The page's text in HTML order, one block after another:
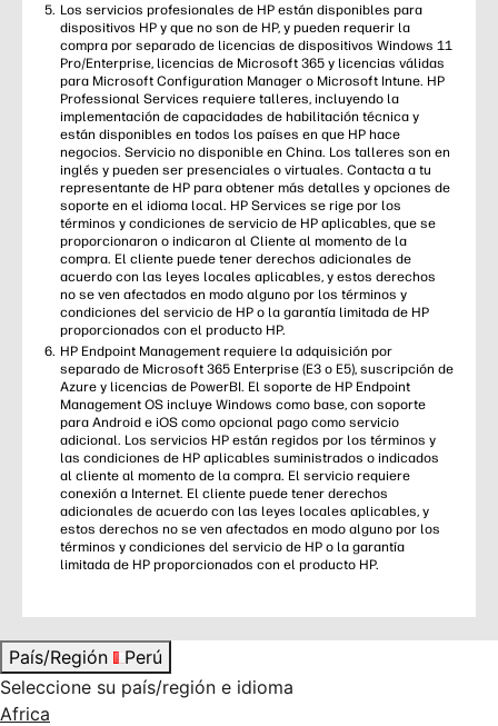
Los servicios profesionales de HP están disponibles para
dispositivos HP y que no son de HP, y pueden requerir la
compra por separado de licencias de dispositivos Windows 11
Pro/Enterprise, licencias de Microsoft 365 y licencias válidas
para Microsoft Configuration Manager o Microsoft Intune. HP
Professional Services requiere talleres, incluyendo la
implementación de capacidades de habilitación técnica y
están disponibles en todos los países en que HP hace
negocios. Servicio no disponible en China. Los talleres son en
inglés y pueden ser presenciales o virtuales. Contacta a tu
representante de HP para obtener más detalles y opciones de
soporte en el idioma local. HP Services se rige por los
términos y condiciones de servicio de HP aplicables, que se
proporcionaron o indicaron al Cliente al momento de la
compra. El cliente puede tener derechos adicionales de
acuerdo con las leyes locales aplicables, y estos derechos
no se ven afectados en modo alguno por los términos y
condiciones del servicio de HP o la garantía limitada de HP
proporcionados con el producto HP.
HP Endpoint Management requiere la adquisición por
separado de Microsoft 365 Enterprise (E3 o E5), suscripción de
Azure y licencias de PowerBI. El soporte de HP Endpoint
Management OS incluye Windows como base, con soporte
para Android e iOS como opcional pago como servicio
adicional. Los servicios HP están regidos por los términos y
las condiciones de HP aplicables suministrados o indicados
al cliente al momento de la compra. El servicio requiere
conexión a Internet. El cliente puede tener derechos
adicionales de acuerdo con las leyes locales aplicables, y
estos derechos no se ven afectados en modo alguno por los
términos y condiciones del servicio de HP o la garantía
limitada de HP proporcionados con el producto HP.
País/Región
Perú
Seleccione su país/región e idioma
Africa